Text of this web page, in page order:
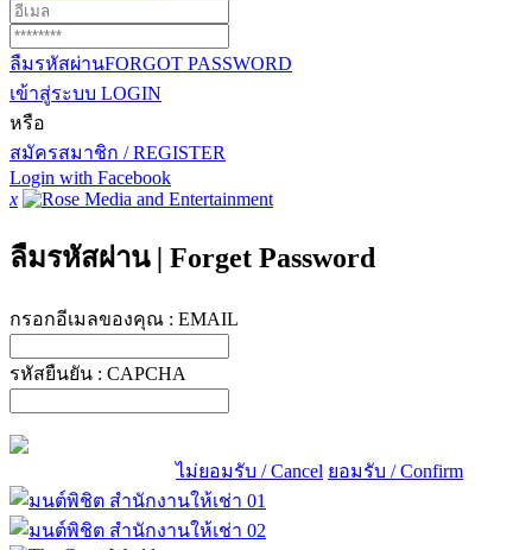
ลืมรหัสผ่านFORGOT PASSWORD
เข้าสู่ระบบ LOGIN
หรือ
สมัครสมาชิก / REGISTER
Login with Facebook
x
ลืมรหัสผ่าน | Forget Password
กรอกอีเมลของคุณ : EMAIL
รหัสยืนยัน : CAPCHA
ไม่ยอมรับ / Cancel ยอมรับ / Confirm